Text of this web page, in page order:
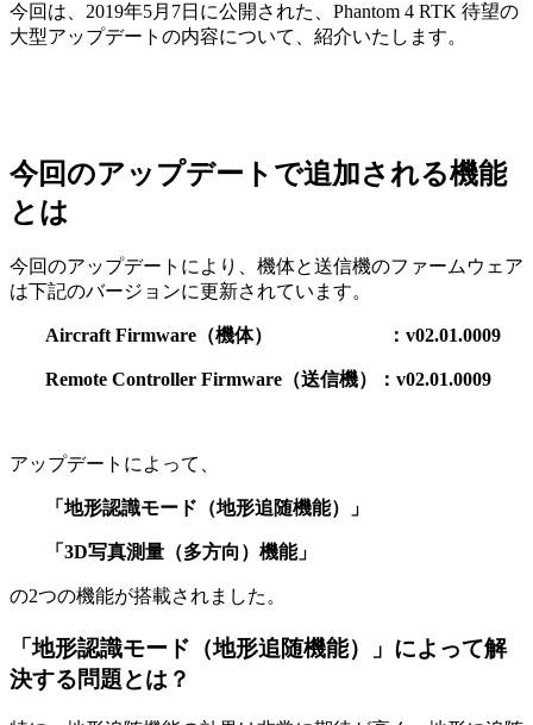
今回は、2019年5月7日に公開された、Phantom 4 RTK 待望の
大型アップデートの内容について、紹介いたします。
今回のアップデートで追加される機能
とは
今回のアップデートにより、機体と送信機のファームウェア
は下記のバージョンに更新されています。
Aircraft Firmware（機体） ：v02.01.0009
Remote Controller Firmware（送信機）：v02.01.0009
アップデートによって、
「地形認識モード（地形追随機能）」
「3D写真測量（多方向）機能」
の2つの機能が搭載されました。
「地形認識モード（地形追随機能）」によって解
決する問題とは？